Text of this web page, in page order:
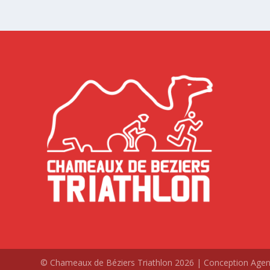
© Chameaux de Béziers Triathlon 2026 | Conception